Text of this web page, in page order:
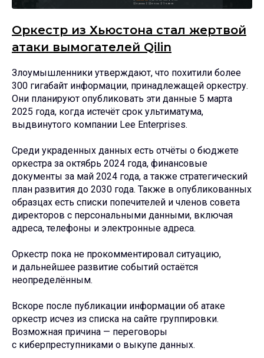
Оркестр из Хьюстона стал жертвой
атаки вымогателей Qilin
Злоумышленники утверждают, что похитили более
300 гигабайт информации, принадлежащей оркестру.
Они планируют опубликовать эти данные 5 марта
2025 года, когда истечёт срок ультиматума,
выдвинутого компании Lee Enterprises.
Среди украденных данных есть отчёты о бюджете
оркестра за октябрь 2024 года, финансовые
документы за май 2024 года, а также стратегический
план развития до 2030 года. Также в опубликованных
образцах есть списки попечителей и членов совета
директоров с персональными данными, включая
адреса, телефоны и электронные адреса.
Оркестр пока не прокомментировал ситуацию,
и дальнейшее развитие событий остаётся
неопределённым.
Вскоре после публикации информации об атаке
оркестр исчез из списка на сайте группировки.
Возможная причина — переговоры
с киберпреступниками о выкупе данных.